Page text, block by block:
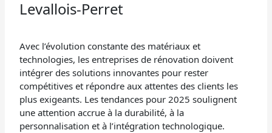
Levallois-Perret
Avec l’évolution constante des matériaux et
technologies, les entreprises de rénovation doivent
intégrer des solutions innovantes pour rester
compétitives et répondre aux attentes des clients les
plus exigeants. Les tendances pour 2025 soulignent
une attention accrue à la durabilité, à la
personnalisation et à l’intégration technologique.